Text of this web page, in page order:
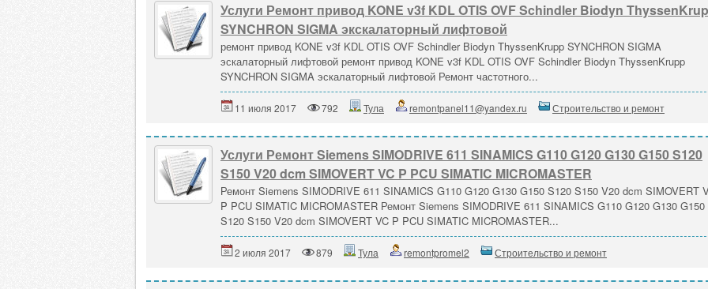
Услуги Ремонт привод KONE v3f KDL OTIS OVF Schindler Biodyn
SYNCHRON SIGMA экскалаторный лифтовой
ремонт привод KONE v3f KDL OTIS OVF Schindler Biodyn ThyssenKrupp SYNCHRON SIGMA
эскалаторный лифтовой ремонт привод KONE v3f KDL OTIS OVF Schindler Biodyn ThyssenKrupp
SYNCHRON SIGMA эскалаторный лифтовой Ремонт частотного...
11 июля 2017 792 Тула remontpanel11@yandex.ru Строительство и ремонт
Услуги Ремонт Siemens SIMODRIVE 611 SINAMICS G110 G120 G130 G150 S120
S150 V20 dcm SIMOVERT VC P PCU SIMATIC MICROMASTER
Ремонт Siemens SIMODRIVE 611 SINAMICS G110 G120 G130 G150 S120 S150 V20 dcm SIMOVERT
P PCU SIMATIC MICROMASTER Ремонт Siemens SIMODRIVE 611 SINAMICS G110 G120 G130 G150
S120 S150 V20 dcm SIMOVERT VC P PCU SIMATIC MICROMASTER...
2 июля 2017 879 Тула remontpromel2 Строительство и ремонт